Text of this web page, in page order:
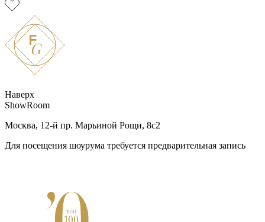
Наверх
ShowRoom
Москва, 12-й пр. Марьиной Рощи, 8с2
Для посещения шоурума требуется предварительная запись